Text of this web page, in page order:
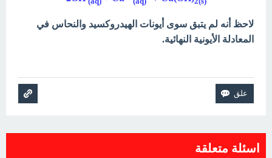
لاحظ أنه لم يتبق سوى أيونات الهيدروكسيد والنحاس في
المعادلة الأيونية النهائية.
اسئلة متعلقة